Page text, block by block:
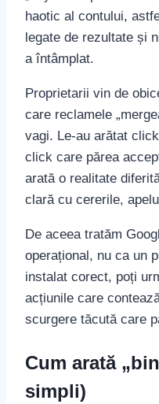
haotic al contului,
legate de rezultate și
a întâmplat.
Proprietarii vin de
care reclamele
vagi. Le-au arătat
click care părea
arată o realitate
clară cu cererile,
De aceea tratăm
operațional, nu ca un
instalat corect, poți
acțiunile care
scurgere tăcută care
Cum arată
simpli)